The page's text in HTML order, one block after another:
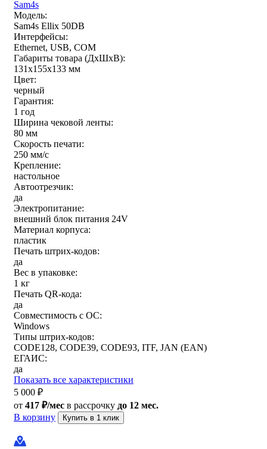
Sam4s
Модель:
Sam4s Ellix 50DB
Интерфейсы:
Ethernet, USB, COM
Габариты товара (ДxШxВ):
131x155x133 мм
Цвет:
черный
Гарантия:
1 год
Ширина чековой ленты:
80 мм
Скорость печати:
250 мм/c
Крепление:
настольное
Автоотрезчик:
да
Электропитание:
внешний блок питания 24V
Материал корпуса:
пластик
Печать штрих-кодов:
да
Вес в упаковке:
1 кг
Печать QR-кода:
да
Совместимость с ОС:
Windows
Типы штрих-кодов:
CODE128, CODE39, CODE93, ITF, JAN (EAN)
ЕГАИС:
да
Показать все характеристики
5 000 ₽
от 417 ₽/мес в рассрочку до 12 мес.
В корзину
Купить в 1 клик